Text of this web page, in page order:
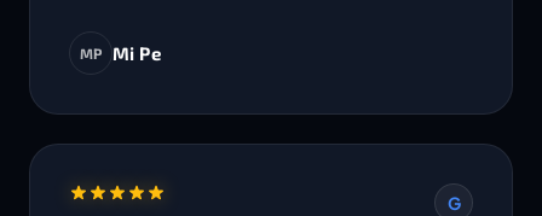
MP Mi Pe
G